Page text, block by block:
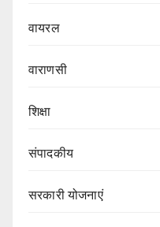
वायरल
वाराणसी
शिक्षा
संपादकीय
सरकारी योजनाएं